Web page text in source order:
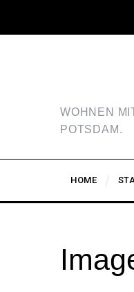
WOHNEN
POTSDAM.
HOME